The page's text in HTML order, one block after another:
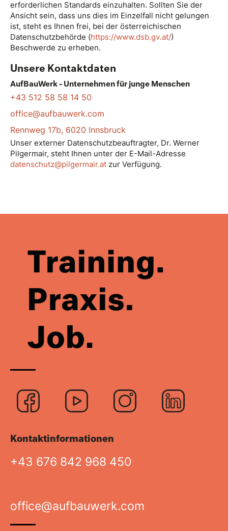
erforderlichen Standards einzuhalten. Sollten Sie der
Ansicht sein, dass uns dies im Einzelfall nicht gelungen
ist, steht es Ihnen frei, bei der österreichischen
Datenschutzbehörde (https://www.dsb.gv.at/)
Beschwerde zu erheben.
Unsere Kontaktdaten
AufBauWerk - Unternehmen für junge Menschen
+43 512 58 58 14 50
office@aufbauwerk.com
Rennweg 17b, 6020 Innsbruck
Unser externer Datenschutzbeauftragter, Dr. Werner
Pilgermair, steht Ihnen unter der E-Mail-Adresse
datenschutz@pilgermair.at zur Verfügung.
Logo
Facebook
Logo
Youtube
LogoLogo
Kontaktinformationen
+43 676 842 968 450
office@aufbauwerk.com